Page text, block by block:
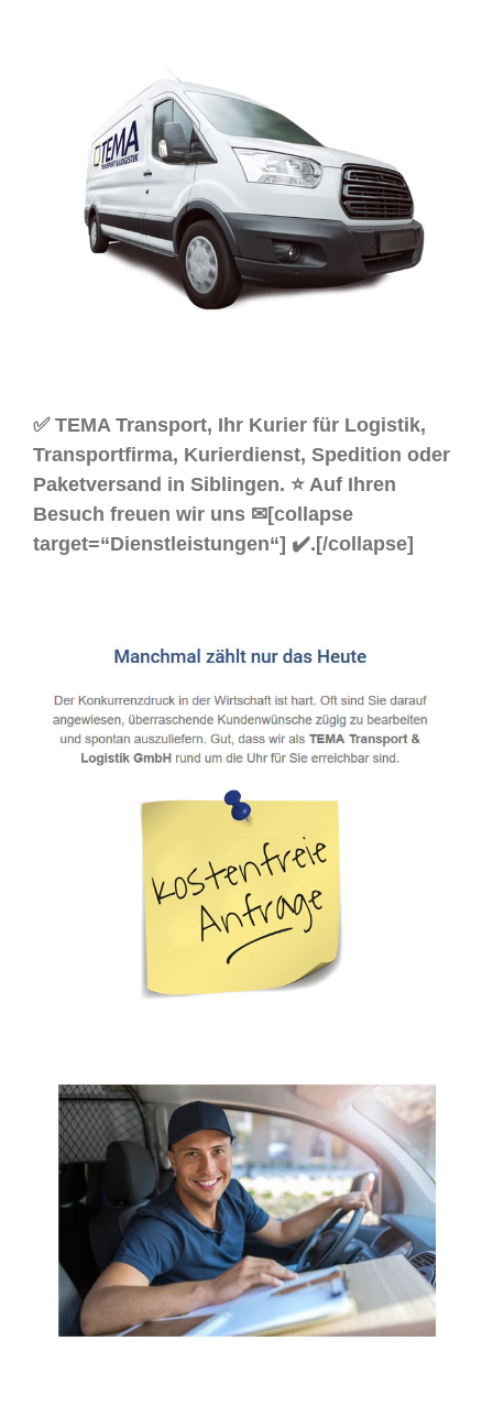
✅ TEMA Transport, Ihr Kurier für Logistik,
Transportfirma, Kurierdienst, Spedition oder
Paketversand in Siblingen. ⭐ Auf Ihren
Besuch freuen wir uns ✉[collapse
target=“Dienstleistungen“] ✔️.[/collapse]